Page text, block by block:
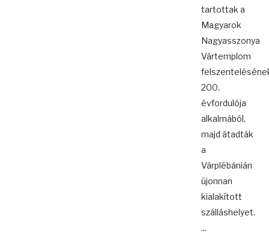
tartottak a
Magyarok
Nagyasszonya
Vártemplom
200.
évfordulója
alkalmából,
majd átadták
a
Várplébánián
újonnan
kialakított
szálláshelyet.
...